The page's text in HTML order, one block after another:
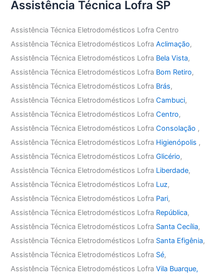
Assistência Técnica Lofra SP
Assistência Técnica Eletrodomésticos Lofra Centro
Assistência Técnica Eletrodomésticos LofraAclimação,
Assistência Técnica Eletrodomésticos Lofra Bela Vista,
Assistência Técnica Eletrodomésticos Lofra Bom Retiro,
Assistência Técnica Eletrodomésticos Lofra Brás,
Assistência Técnica Eletrodomésticos LofraCambuci,
Assistência Técnica Eletrodomésticos LofraCentro,
Assistência Técnica Eletrodomésticos LofraConsolação ,
Assistência Técnica Eletrodomésticos Lofra Higienópolis ,
Assistência Técnica Eletrodomésticos LofraGlicério,
Assistência Técnica Eletrodomésticos Lofra Liberdade,
Assistência Técnica Eletrodomésticos Lofra Luz,
Assistência Técnica Eletrodomésticos Lofra Pari,
Assistência Técnica Eletrodomésticos Lofra República,
Assistência Técnica Eletrodomésticos Lofra Santa Cecília,
Assistência Técnica Eletrodomésticos Lofra Santa Efigênia,
Assistência Técnica Eletrodomésticos Lofra Sé,
Assistência Técnica Eletrodomésticos LofraVila Buarque,